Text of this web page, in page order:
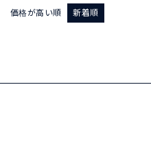
価格が高い順 新着順